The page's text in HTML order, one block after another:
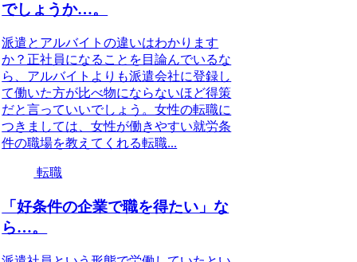
でしょうか…。
派遣とアルバイトの違いはわかります
か？正社員になることを目論んでいるな
ら、アルバイトよりも派遣会社に登録し
て働いた方が比べ物にならないほど得策
だと言っていいでしょう。女性の転職に
つきましては、女性が働きやすい就労条
件の職場を教えてくれる転職...
転職
「好条件の企業で職を得たい」な
ら…。